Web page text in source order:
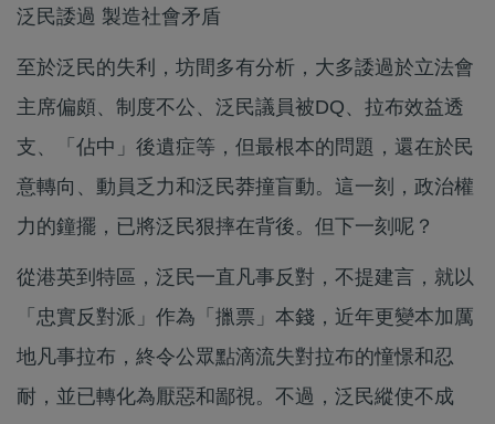
泛民諉過 製造社會矛盾
至於泛民的失利，坊間多有分析，大多諉過於立法會
主席偏頗、制度不公、泛民議員被DQ、拉布效益透
支、「佔中」後遺症等，但最根本的問題，還在於民
意轉向、動員乏力和泛民莽撞盲動。這一刻，政治權
力的鐘擺，已將泛民狠摔在背後。但下一刻呢？
從港英到特區，泛民一直凡事反對，不提建言，就以
「忠實反對派」作為「擸票」本錢，近年更變本加厲
地凡事拉布，終令公眾點滴流失對拉布的憧憬和忍
耐，並已轉化為厭惡和鄙視。不過，泛民縱使不成